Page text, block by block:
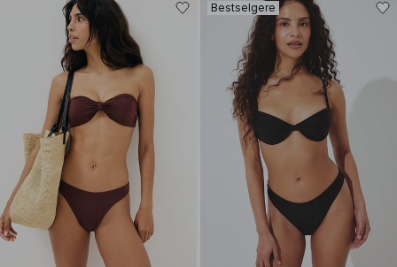
Bestselgere